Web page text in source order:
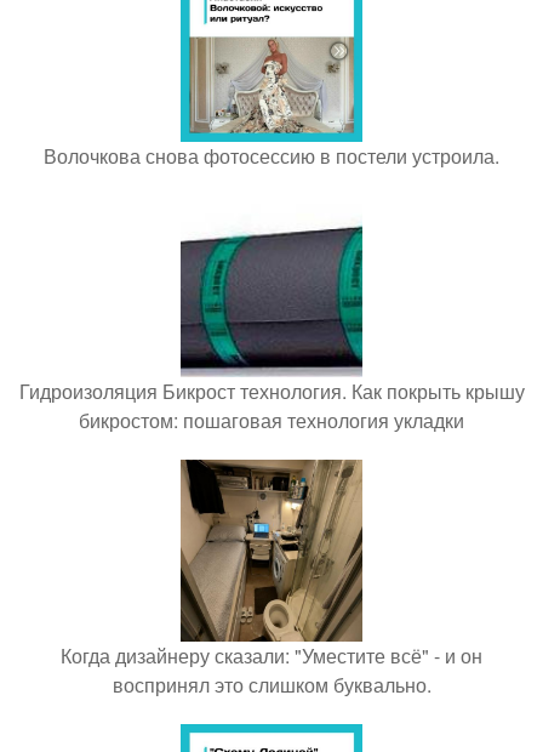
Волочкова снова фотосессию в постели устроила.
Гидроизоляция Бикрост технология. Как покрыть крышу
бикростом: пошаговая технология укладки
Когда дизайнеру сказали: "Уместите всё" - и он
воспринял это слишком буквально.